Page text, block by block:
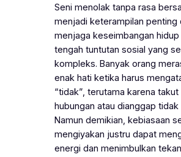
Seni menolak tanpa rasa
menjadi keterampilan penting
menjaga keseimbangan hidup
tengah tuntutan sosial yang
kompleks. Banyak orang
enak hati ketika harus
“tidak”, terutama karena
hubungan atau dianggap tidak
Namun demikian, kebiasaan
mengiyakan justru dapat
energi dan menimbulkan